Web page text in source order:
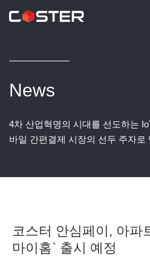
News
4차 산업혁명의 시대를 선도하는
바일 간편결제 시장의 선두 주자로
코스터 안심페이, 아파
마이홈` 출시 예정